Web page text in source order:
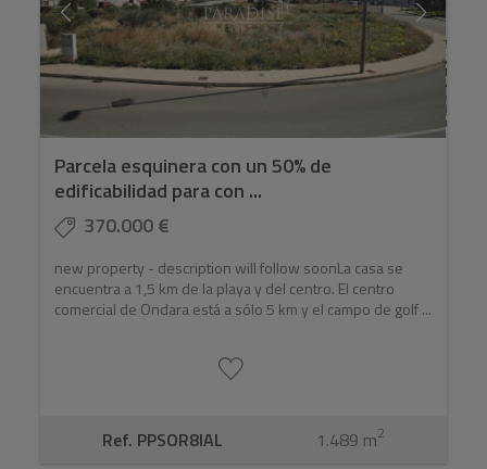
Parcela esquinera con un 50% de
edificabilidad para con ...
370.000 €
new property - description will follow soonLa casa se
encuentra a 1,5 km de la playa y del centro. El centro
comercial de Ondara está a sólo 5 km y el campo de golf ...
Ref. PPSOR8IAL 1.489 m2